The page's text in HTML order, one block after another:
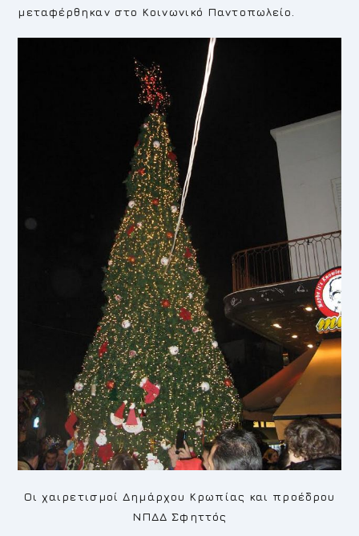
μεταφέρθηκαν στο Κοινωνικό Παντοπωλείο.
Οι χαιρετισμοί Δημάρχου Κρωπίας και προέδρου
ΝΠΔΔ Σφηττός